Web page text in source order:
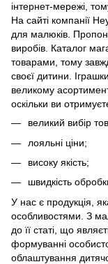
інтернет-мережі,
На сайті компанії
для малюків.
виробів. Каталог
товарами, тому
своєї дитини.
великому
оскільки ви
великий вибір
лояльні ціни;
високу якість;
швидкість
У нас є продукція,
особливостями. З
до її статі, що
формуванні
облаштування